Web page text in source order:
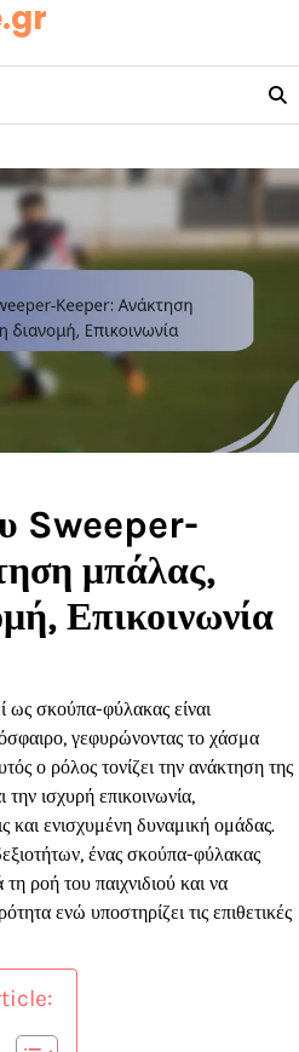
Sweeper-
μπάλας,
Επικοινωνία
ως σκούπα-φύλακας είναι
γεφυρώνοντας το χάσμα
ο ρόλος τονίζει την ανάκτηση της
ισχυρή επικοινωνία,
και ενισχυμένη δυναμική ομάδας.
ένας σκούπα-φύλακας
ροή του παιχνιδιού και να
ενώ υποστηρίζει τις επιθετικές